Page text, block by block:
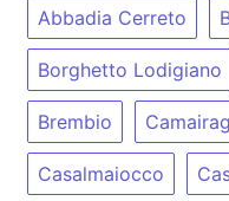
Abbadia Cerreto
Borghetto Lodigiano
Brembio
Casalmaiocco